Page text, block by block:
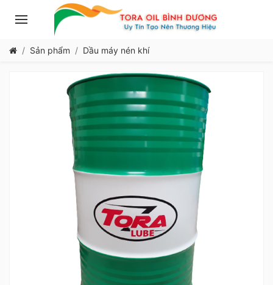
Sản phẩm Dầu máy nén khí